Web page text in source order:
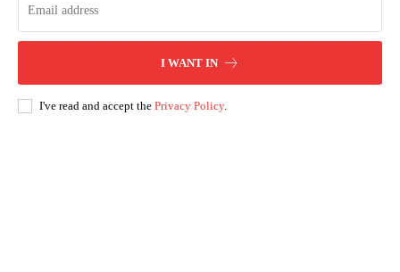
I WANT IN
I've read and accept the Privacy Policy.